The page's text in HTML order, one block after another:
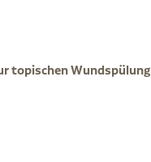
topischen